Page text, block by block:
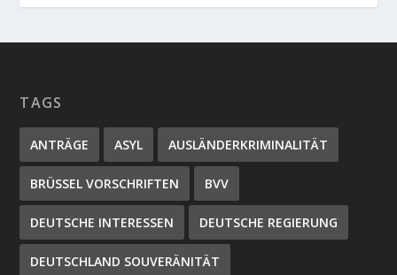
TAGS
ANTRÄGE ASYL AUSLÄNDERKRIMINALITÄT
BRÜSSEL VORSCHRIFTEN BVV
DEUTSCHE INTERESSEN DEUTSCHE REGIERUNG
DEUTSCHLAND SOUVERÄNITÄT